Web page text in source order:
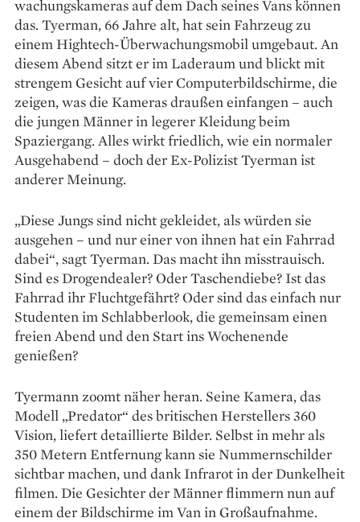
wachungskameras auf dem Dach seines Vans können
das. Tyerman, 66 Jahre alt, hat sein Fahrzeug zu
einem Hightech-Überwachungsmobil umgebaut. An
diesem Abend sitzt er im Laderaum und blickt mit
strengem Gesicht auf vier Computerbildschirme, die
zeigen, was die Kameras draußen einfangen – auch
die jungen Männer in legerer Kleidung beim
Spaziergang. Alles wirkt friedlich, wie ein normaler
Ausgehabend – doch der Ex-Polizist Tyerman ist
anderer Meinung.
„Diese Jungs sind nicht gekleidet, als würden sie
ausgehen – und nur einer von ihnen hat ein Fahrrad
dabei“, sagt Tyerman. Das macht ihn misstrauisch.
Sind es Drogendealer? Oder Taschendiebe? Ist das
Fahrrad ihr Fluchtgefährt? Oder sind das einfach nur
Studenten im Schlabberlook, die gemeinsam einen
freien Abend und den Start ins Wochenende
genießen?
Tyermann zoomt näher heran. Seine Kamera, das
Modell „Predator“ des britischen Herstellers 360
Vision, liefert detaillierte Bilder. Selbst in mehr als
350 Metern Entfernung kann sie Nummernschilder
sichtbar machen, und dank Infrarot in der Dunkelheit
filmen. Die Gesichter der Männer flimmern nun auf
einem der Bildschirme im Van in Großaufnahme.